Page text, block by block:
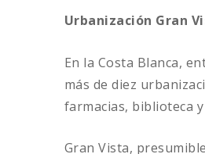
Urbanización Gran
En la Costa Blanca,
más de diez
farmacias, biblioteca
Gran Vista,